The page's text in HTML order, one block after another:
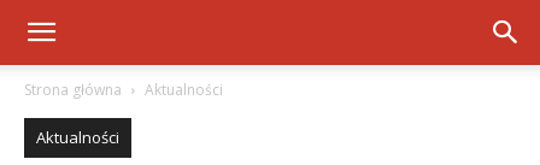
Strona główna Aktualności
Aktualności